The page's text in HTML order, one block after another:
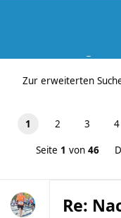
Zur erweiterten
1 2 3 4
Seite 1 von 46
Re: